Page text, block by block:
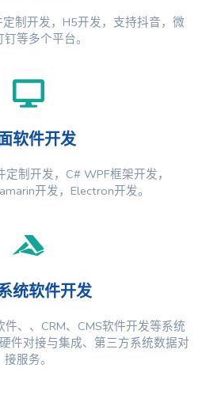
制开发，H5开发，支持抖音，微
等多个平台。
软件开发
制开发，C# WPF框架开发，
开发，Electron开发。
统软件开发
、、CRM、CMS软件开发等系统
件对接与集成、第三方系统数据对
接服务。